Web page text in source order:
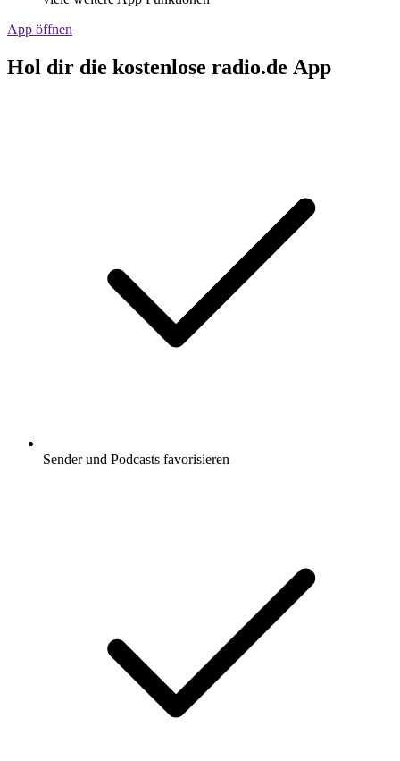
App öffnen
Hol dir die kostenlose radio.de App
Sender und Podcasts favorisieren